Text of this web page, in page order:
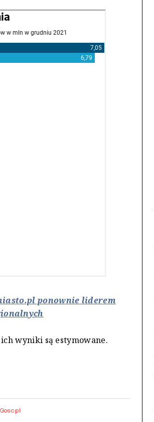
ponownie liderem
wyniki są estymowane.
Gosc.pl